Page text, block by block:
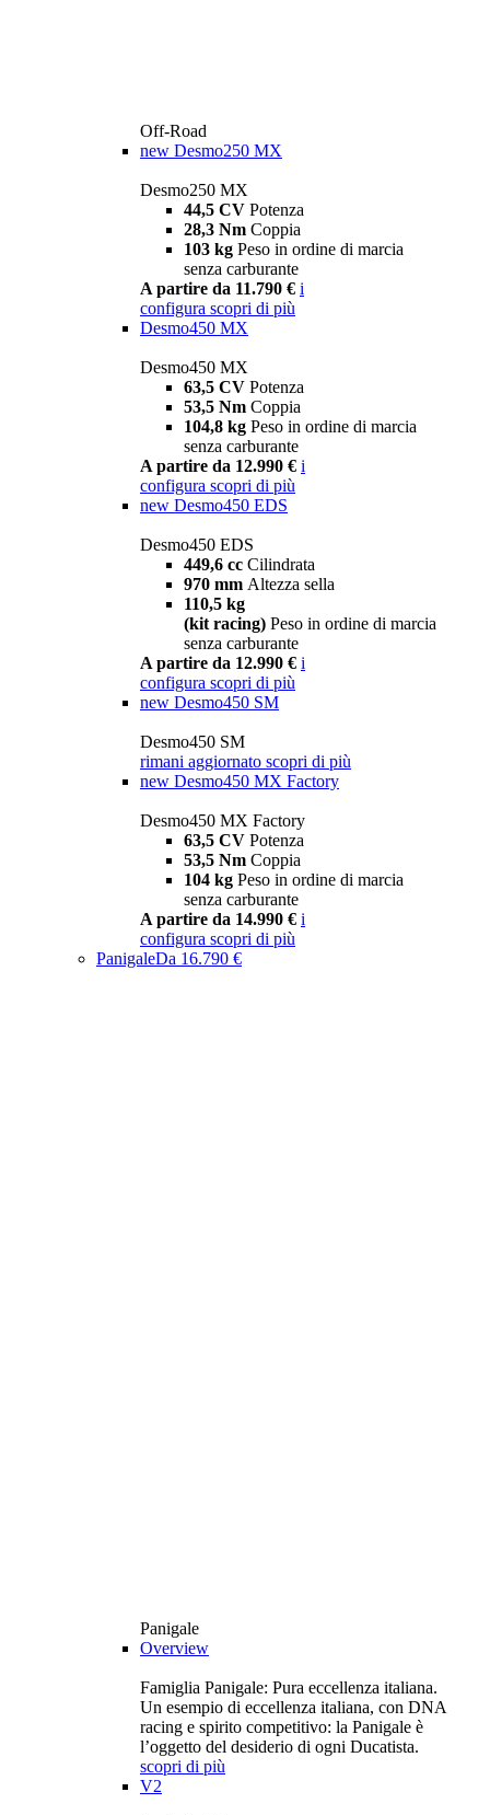
Off-Road
new Desmo250 MX
Desmo250 MX
44,5 CV Potenza
28,3 Nm Coppia
103 kg Peso in ordine di marcia
senza carburante
A partire da 11.790 € i
configura scopri di più
Desmo450 MX
Desmo450 MX
63,5 CV Potenza
53,5 Nm Coppia
104,8 kg Peso in ordine di marcia
senza carburante
A partire da 12.990 € i
configura scopri di più
new Desmo450 EDS
Desmo450 EDS
449,6 cc Cilindrata
970 mm Altezza sella
110,5 kg
(kit racing) Peso in ordine di marcia
senza carburante
A partire da 12.990 € i
configura scopri di più
new Desmo450 SM
Desmo450 SM
rimani aggiornato scopri di più
new Desmo450 MX Factory
Desmo450 MX Factory
63,5 CV Potenza
53,5 Nm Coppia
104 kg Peso in ordine di marcia
senza carburante
A partire da 14.990 € i
configura scopri di più
PanigaleDa 16.790 €
Panigale
Overview
Famiglia Panigale: Pura eccellenza italiana.
Un esempio di eccellenza italiana, con DNA
racing e spirito competitivo: la Panigale è
l’oggetto del desiderio di ogni Ducatista.
scopri di più
V2